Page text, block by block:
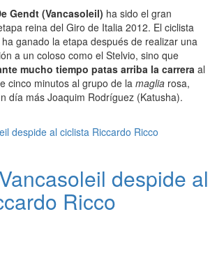
Gendt (Vancasoleil) ha sido el gran
reina del Giro de Italia 2012. El ciclista
ganado la etapa después de realizar una
a un coloso como el Stelvio, sino que
mucho tiempo patas arriba la carrera al
cinco minutos al grupo de la maglia rosa,
día más Joaquim Rodríguez (Katusha).
despide al
Ricco